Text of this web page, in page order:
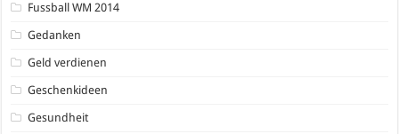
Fussball WM 2014
Gedanken
Geld verdienen
Geschenkideen
Gesundheit